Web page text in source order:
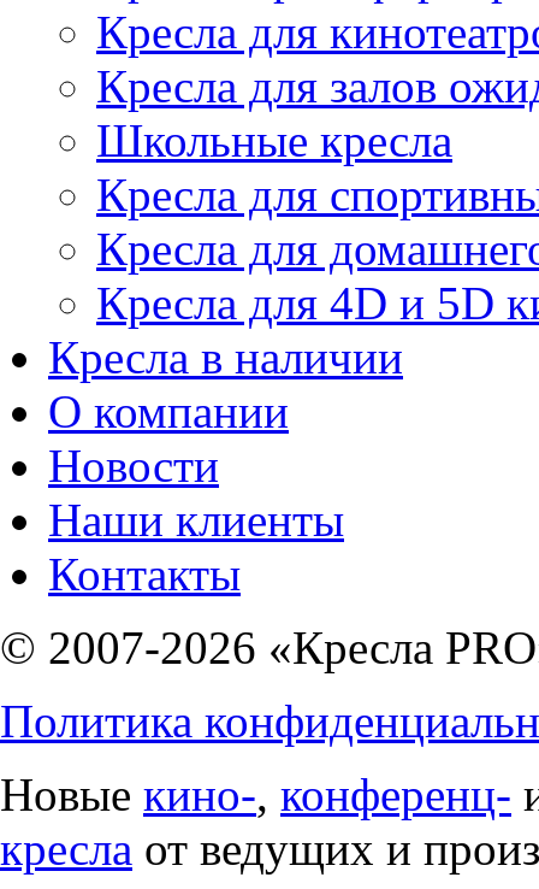
Кресла для
Кресла для залов
Школьные кресла
Кресла для
Кресла для
Кресла для 4D и 5D
Кресла в наличии
О компании
Новости
Наши клиенты
Контакты
© 2007-2026 «Кресла
Политика
Новые кино-, конференц-
кресла от ведущих и